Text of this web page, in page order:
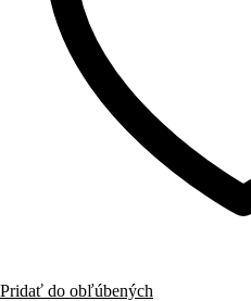
Pridať do obľúbených